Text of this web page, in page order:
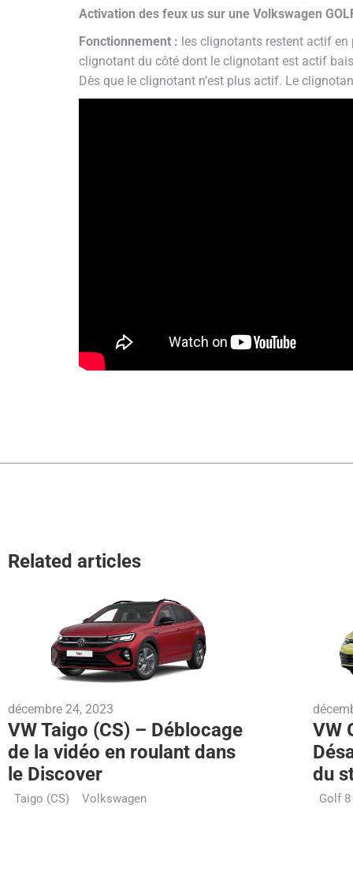
Activation des feux us sur une Volkswagen
Fonctionnement : les clignotants restent actif
clignotant du côté dont le clignotant est actif
Dès que le clignotant n’est plus actif. Le
Related articles
décembre 24, 2023
VW Taigo (CS) – Déblocage
de la vidéo en roulant dans
le Discover
Taigo (CS) Volkswagen
VW
du
Golf 8